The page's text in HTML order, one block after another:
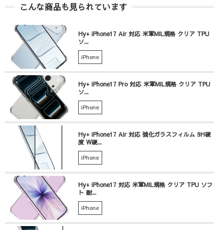
こんな商品も見られています
Hy+ iPhone17 Air 対応 米軍MIL規格 クリア TPU
ソ...
iPhone
Hy+ iPhone17 Pro 対応 米軍MIL規格 クリア TPU
ソ...
iPhone
Hy+ iPhone17 Air 対応 強化ガラスフィルム 9H硬
度 W硬...
iPhone
Hy+ iPhone17 対応 米軍MIL規格 クリア TPU ソフ
ト 耐...
iPhone